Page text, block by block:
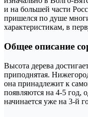
и на большей части
пришелся по душе
характеристикам, в
Общее описание
Высота дерева
приподнятая.
она принадлежит к
появляются на 4-5 год,
начинается уже на 3-й